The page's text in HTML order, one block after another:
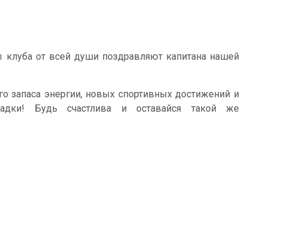
от всей души поздравляют капитана нашей
запаса энергии, новых спортивных достижений и
Будь счастлива и оставайся такой же